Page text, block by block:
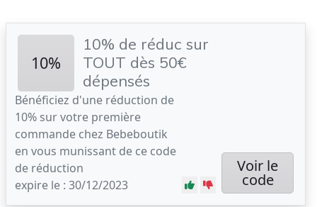
10%
10% de réduc sur
TOUT dès 50€
dépensés
Bénéficiez d'une réduction de
10% sur votre première
commande chez Bebeboutik
en vous munissant de ce code
de réduction
expire le : 30/12/2023
Voir le
code